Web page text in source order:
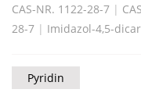
CAS-NR. 1122-28-7 |
28-7 | Imidazol-4,5-
Pyridin